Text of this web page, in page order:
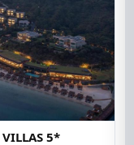
VILLAS 5*